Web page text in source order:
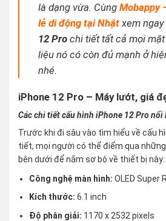
là dạng vừa. CùngMobappy
lẻ di động tại Nhật xem
12 Pro chi tiết tất cả mọi
liệu nó có còn đủ mạnh ở
nhé.
iPhone 12 Pro – Máy lướt, giá
Các chi tiết cấu hình iPhone 12 Pro nổi
Trước khi đi sâu vào tìm hiểu về cấu
tiết, mọi người có thể điểm qua
bên dưới để nắm sơ bộ về thiết bị này:
Công nghệ màn hình: OLED Super
Kích thước: 6.1 inch
Độ phân giải: 1170 x 2532 pixels